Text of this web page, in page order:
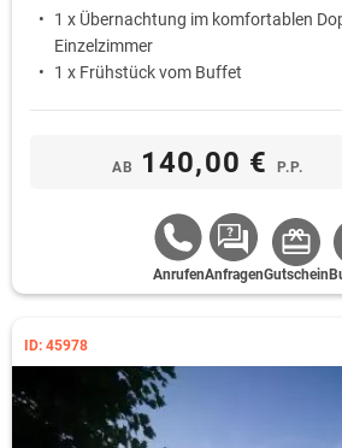
1 x Übernachtung im komfortablen
Einzelzimmer
1 x Frühstück vom Buffet
AB 140,00 € P.P.
AnrufenAnfragenGutschein
ID: 45978